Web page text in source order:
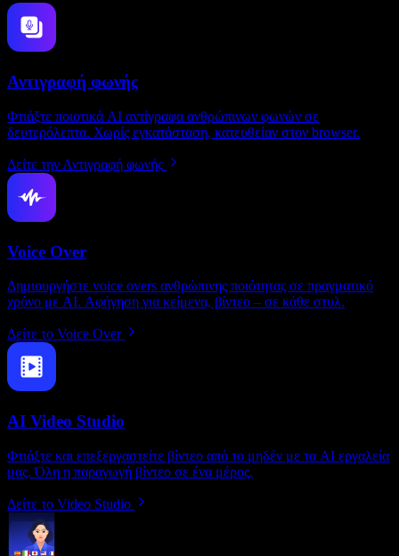
Αντιγραφή φωνής
Φτιάξτε ποιοτικά AI αντίγραφα ανθρώπινων φωνών σε
δευτερόλεπτα. Χωρίς εγκατάσταση, κατευθείαν στον browser.
Δείτε την Αντιγραφή φωνής
Voice Over
Δημιουργήστε voice overs ανθρώπινης ποιότητας σε πραγματικό
χρόνο με AI. Αφήγηση για κείμενα, βίντεο – σε κάθε στυλ.
Δείτε το Voice Over
AI Video Studio
Φτιάξτε και επεξεργαστείτε βίντεο από το μηδέν με τα AI εργαλεία
μας. Όλη η παραγωγή βίντεο σε ένα μέρος.
Δείτε το Video Studio